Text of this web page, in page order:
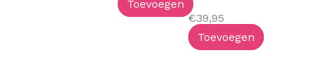
Toevoegen
€39,95
Toevoegen